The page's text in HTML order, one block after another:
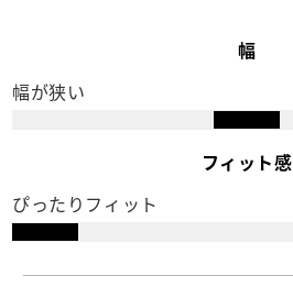
幅
幅が狭い
フィット感
ぴったりフィット